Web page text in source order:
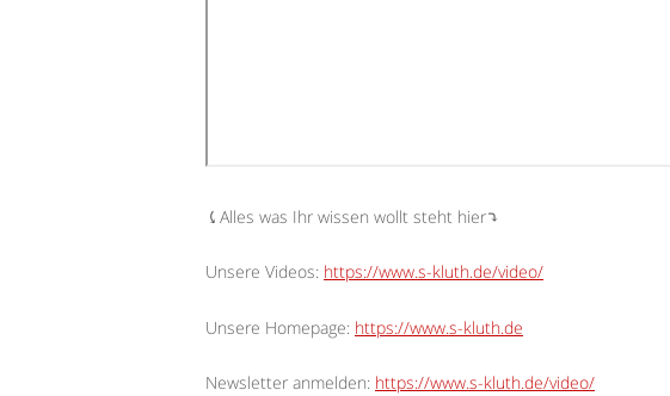
⤹Alles was Ihr wissen wollt steht hier⤵︎
Unsere Videos: https://www.s-kluth.de/video/
Unsere Homepage: https://www.s-kluth.de
Newsletter anmelden: https://www.s-kluth.de/video/